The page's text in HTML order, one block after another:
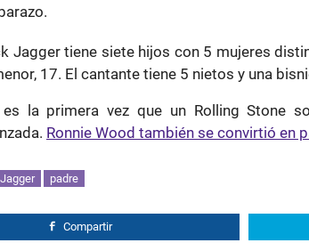
Jagger tiene siete hijos con 5 mujeres
17. El cantante tiene 5 nietos y una
la primera vez que un Rolling Stone
Ronnie Wood también se convirtió en
padre
Compartir